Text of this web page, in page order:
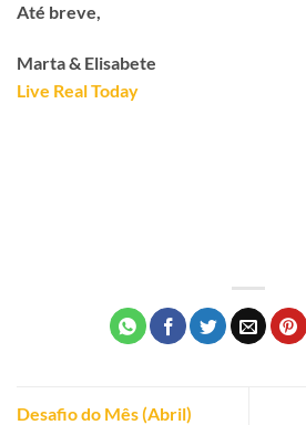
Até breve,
Marta & Elisabete
Live Real Today
Desafio do Mês (Abril)